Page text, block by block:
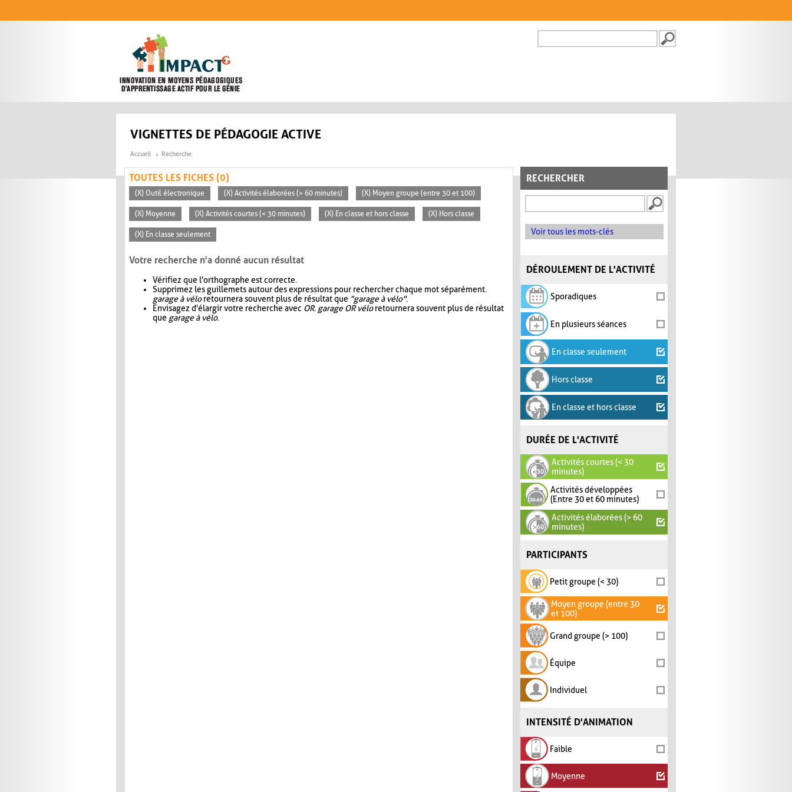
FORMULAIRE DE
VIGNETTES DE PÉDAGOGIE ACTIVE
Accueil Recherche
RECHERCHER
Voir tous les mots-clés
DÉROULEMENT DE L'ACTIVITÉ
Sporadiques
En plusieurs séances
En classe seulement
Hors classe
En classe et hors classe
DURÉE DE L'ACTIVITÉ
Activités courtes (< 30
minutes)
Activités développées
(Entre 30 et 60 minutes)
Activités élaborées (> 60
minutes)
PARTICIPANTS
Petit groupe (< 30)
Moyen groupe (entre 30
et 100)
Grand groupe (> 100)
Équipe
Individuel
INTENSITÉ D'ANIMATION
Faible
Moyenne
TOUTES LES FICHES (0)
(X) Outil électronique (X) Activités élaborées (> 60 minutes) (X) Moyen groupe (entre 30 et 100)
(X) Moyenne (X) Activités courtes (< 30 minutes) (X) En classe et hors classe (X) Hors classe
(X) En classe seulement
Votre recherche n'a donné aucun résultat
Vérifiez que l'orthographe est correcte.
Supprimez les guillemets autour des expressions pour rechercher chaque mot séparément.
garage à véloretournera souvent plus de résultat que "garage à vélo".
Envisagez d'élargir votre recherche avec OR. garage OR véloretournera souvent plus de résultat
que garage à vélo.